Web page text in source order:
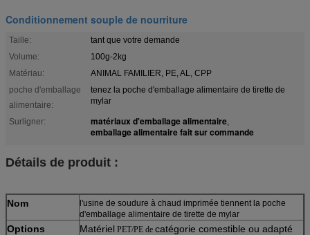
Conditionnement souple de nourriture
Taille:
tant que votre demande
Volume:
100g-2kg
Matériau:
ANIMAL FAMILIER, PE, AL, CPP
poche d'emballage
alimentaire:
tenez la poche d'emballage alimentaire de tirette de
mylar
Surligner: matériaux d'emballage alimentaire,
emballage alimentaire fait sur commande
Détails de produit :
Nom
l'usine de soudure à chaud imprimée tiennent la poche
d'emballage alimentaire de tirette de mylar
Options
Matériel PET/PE de catégorie comestible ou adapté